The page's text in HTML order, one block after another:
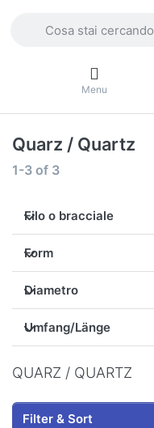
Menu
Quarz / Quartz
Search results:
1-3 of 3
Filo o bracciale
Form
Diametro
Umfang/Länge
QUARZ / QUARTZ
Filter & Sort